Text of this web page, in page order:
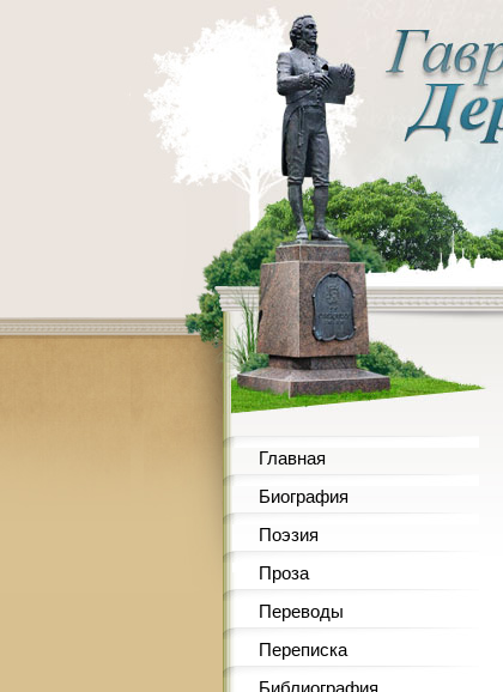
Главная
Биография
Поэзия
Проза
Переводы
Переписка
Библиография